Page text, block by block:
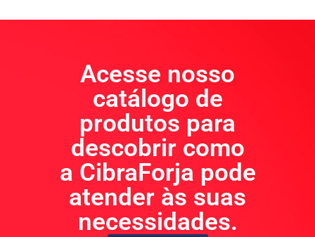
Acesse nosso
catálogo de
produtos para
descobrir como
a CibraForja pode
atender às suas
necessidades.